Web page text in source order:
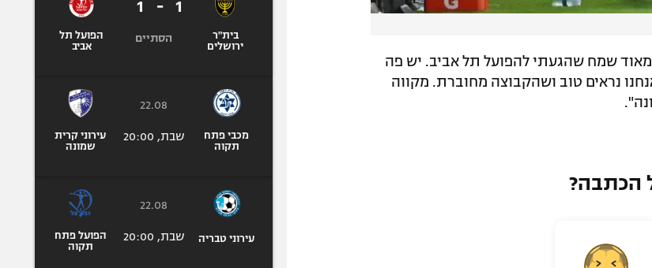
מאוד שמח שהגעתי להפועל תל אביב. יש פה
נראים טוב ושהקבוצה מחוברת. מקווה
הכתבה?
בית"ר
ירושלים
1
-
1
הסתיים
הפועל תל
אביב
מכבי פתח
תקוה
22.08
שבת, 20:00
עירוני קרית
שמונה
עירוני טבריה
22.08
שבת, 20:00
הפועל פתח
תקוה